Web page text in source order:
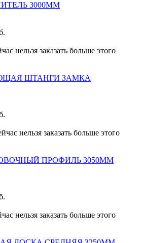
3000ММ
нельзя заказать больше этого
ШТАНГИ ЗАМКА
нельзя заказать больше этого
ПРОФИЛЬ 3050ММ
нельзя заказать больше этого